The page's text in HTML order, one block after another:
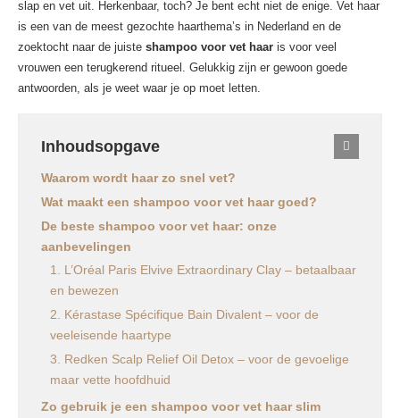
slap en vet uit. Herkenbaar, toch? Je bent echt niet de enige. Vet haar
is een van de meest gezochte haarthema’s in Nederland en de
zoektocht naar de juiste shampoo voor vet haar is voor veel
vrouwen een terugkerend ritueel. Gelukkig zijn er gewoon goede
antwoorden, als je weet waar je op moet letten.
Inhoudsopgave
Waarom wordt haar zo snel vet?
Wat maakt een shampoo voor vet haar goed?
De beste shampoo voor vet haar: onze
aanbevelingen
1. L’Oréal Paris Elvive Extraordinary Clay – betaalbaar
en bewezen
2. Kérastase Spécifique Bain Divalent – voor de
veeleisende haartype
3. Redken Scalp Relief Oil Detox – voor de gevoelige
maar vette hoofdhuid
Zo gebruik je een shampoo voor vet haar slim